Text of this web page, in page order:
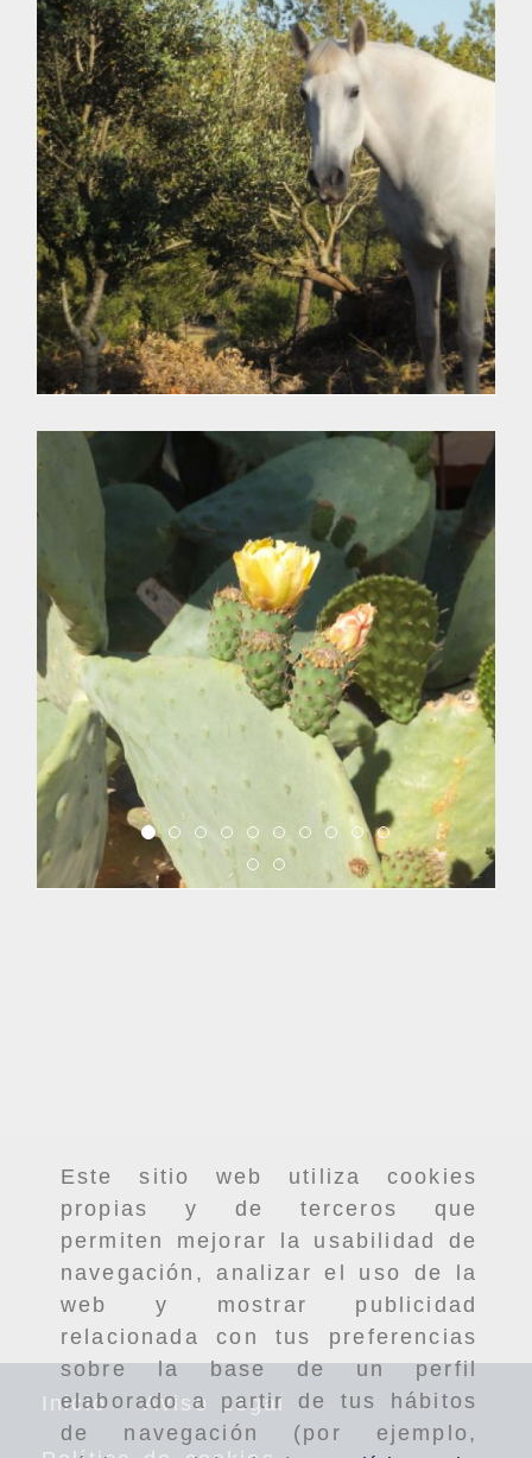
Este sitio web utiliza cookies
propias y de terceros que
permiten mejorar la usabilidad de
navegación, analizar el uso de la
web y mostrar publicidad
relacionada con tus preferencias
sobre la base de un perfil
elaborado a partir de tus hábitos
de navegación (por ejemplo,
Inicio Aviso Legal